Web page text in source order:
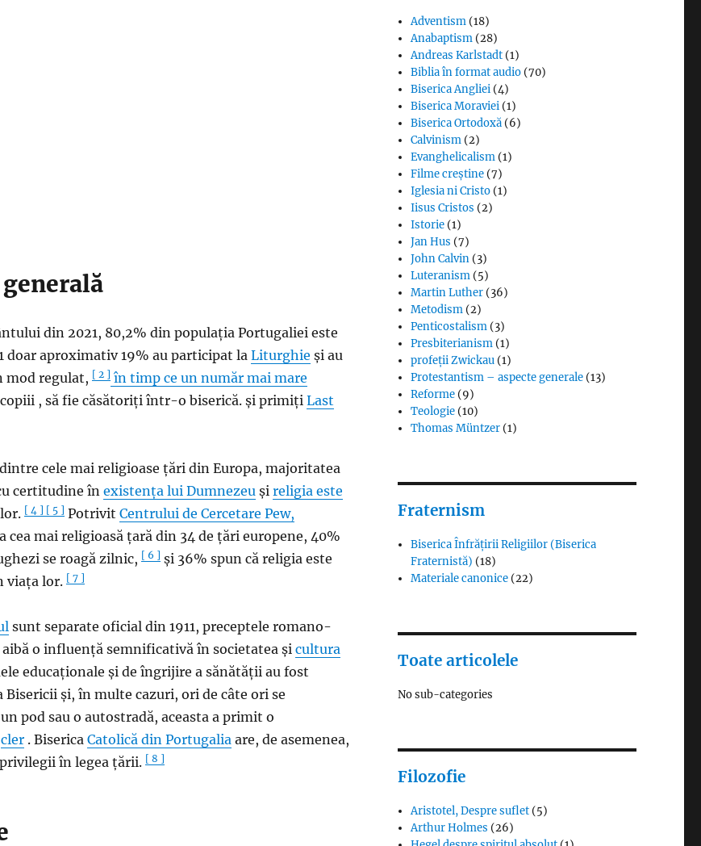
din 2021, 80,2% din populația Portugaliei este
doar aproximativ 19% au participat la Liturghie și au
mod regulat, [ 2 ]în timp ce un număr mai mare
copiii , să fie căsătoriți într-o biserică. și primiți Last
cele mai religioase țări din Europa, majoritatea
certitudine în existența lui Dumnezeu și religia este
[ 4 ] [ 5 ]Potrivit Centrului de Cercetare Pew,
cea mai religioasă țară din 34 de țări europene, 40%
se roagă zilnic, [ 6 ]și 36% spun că religia este
viața lor. [ 7 ]
sunt separate oficial din 1911, preceptele romano-
o influență semnificativă în societatea și cultura
educaționale și de îngrijire a sănătății au fost
Bisericii și, în multe cazuri, ori de câte ori se
pod sau o autostradă, aceasta a primit o
cler. Biserica Catolică din Portugalia are, de asemenea,
în legea țării. [ 8 ]
Adventism (18)
Anabaptism (28)
Andreas Karlstadt (1)
Biblia în format audio (70)
Biserica Angliei (4)
Biserica Moraviei (1)
Biserica Ortodoxă (6)
Calvinism (2)
Evanghelicalism (1)
Filme creștine (7)
Iglesia ni Cristo (1)
Iisus Cristos (2)
Istorie (1)
Jan Hus (7)
John Calvin (3)
Luteranism (5)
Martin Luther (36)
Metodism (2)
Penticostalism (3)
Presbiterianism (1)
profeții Zwickau (1)
Protestantism – aspecte generale (13)
Reforme (9)
Teologie (10)
Thomas Müntzer (1)
Fraternism
Biserica Înfrățirii Religiilor (Biserica
Fraternistă) (18)
Materiale canonice (22)
Toate articolele
No sub-categories
Filozofie
Aristotel, Despre suflet (5)
Arthur Holmes (26)